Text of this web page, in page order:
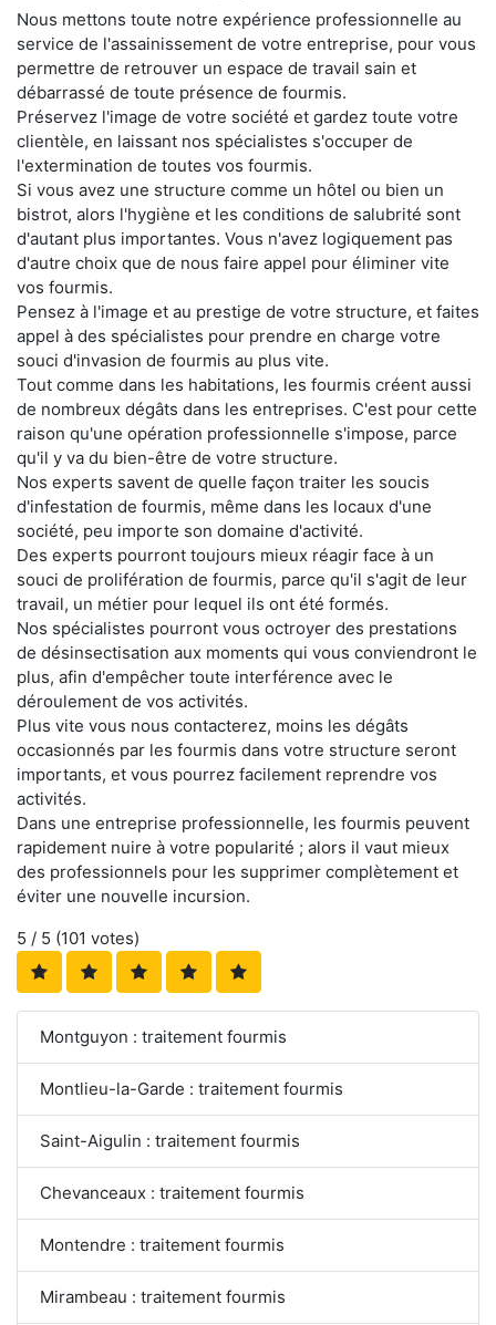
Nous mettons toute notre expérience professionnelle au
service de l'assainissement de votre entreprise, pour vous
permettre de retrouver un espace de travail sain et
débarrassé de toute présence de fourmis.
Préservez l'image de votre société et gardez toute votre
clientèle, en laissant nos spécialistes s'occuper de
l'extermination de toutes vos fourmis.
Si vous avez une structure comme un hôtel ou bien un
bistrot, alors l'hygiène et les conditions de salubrité sont
d'autant plus importantes. Vous n'avez logiquement pas
d'autre choix que de nous faire appel pour éliminer vite
vos fourmis.
Pensez à l'image et au prestige de votre structure, et faites
appel à des spécialistes pour prendre en charge votre
souci d'invasion de fourmis au plus vite.
Tout comme dans les habitations, les fourmis créent aussi
de nombreux dégâts dans les entreprises. C'est pour cette
raison qu'une opération professionnelle s'impose, parce
qu'il y va du bien-être de votre structure.
Nos experts savent de quelle façon traiter les soucis
d'infestation de fourmis, même dans les locaux d'une
société, peu importe son domaine d'activité.
Des experts pourront toujours mieux réagir face à un
souci de prolifération de fourmis, parce qu'il s'agit de leur
travail, un métier pour lequel ils ont été formés.
Nos spécialistes pourront vous octroyer des prestations
de désinsectisation aux moments qui vous conviendront le
plus, afin d'empêcher toute interférence avec le
déroulement de vos activités.
Plus vite vous nous contacterez, moins les dégâts
occasionnés par les fourmis dans votre structure seront
importants, et vous pourrez facilement reprendre vos
activités.
Dans une entreprise professionnelle, les fourmis peuvent
rapidement nuire à votre popularité ; alors il vaut mieux
des professionnels pour les supprimer complètement et
éviter une nouvelle incursion.
5 / 5 (101 votes)
Montguyon : traitement fourmis
Montlieu-la-Garde : traitement fourmis
Saint-Aigulin : traitement fourmis
Chevanceaux : traitement fourmis
Montendre : traitement fourmis
Mirambeau : traitement fourmis